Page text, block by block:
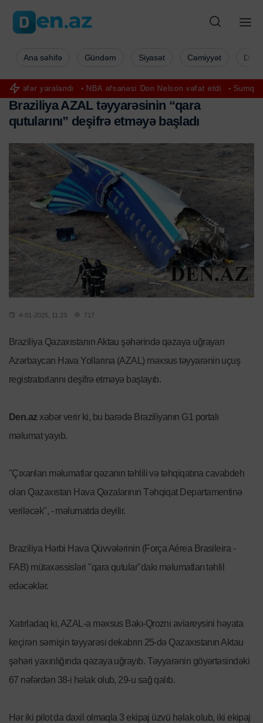
NBA əfsanəsi Don Nelson vəfat etdi Sumqayıtda zavodda
Ana səhifə Gündəm Siyasət Cəmiyyət
BraziliyaAZAL təyyarəsinin “qara
qutularını” deşifrə etməyə başladı
4-01-2025, 11:23 717
Braziliya Qazaxıstanın Aktau şəhərində qəzaya uğrayan
Azərbaycan Hava Yollarına (AZAL) məxsus təyyarənin uçuş
registratorlarını deşifrə etməyə başlayıb.
Den.az xəbər verir ki, bu barədə Braziliyanın G1 portalı
məlumat yayıb.
"Çıxarılan məlumatlar qəzanın təhlili və təhqiqatına cavabdeh
olan Qazaxıstan Hava Qəzalarının Təhqiqat Departamentinə
veriləcək", - məlumatda deyilir.
Braziliya Hərbi Hava Qüvvələrinin (Força Aérea Brasileira -
FAB) mütəxəssisləri "qara qutular"dakı məlumatları təhlil
edəcəklər.
Xatırladaq ki, AZAL-a məxsus Bakı-Qroznı aviareysini həyata
keçirən sərnişin təyyarəsi dekabrın 25-də Qazaxıstanın Aktau
şəhəri yaxınlığında qəzaya uğrayıb. Təyyarənin göyərtəsindəki
67 nəfərdən 38-i həlak olub, 29-u sağ qalıb.
Hər iki pilot da daxil olmaqla 3 ekipaj üzvü həlak olub, iki ekipaj